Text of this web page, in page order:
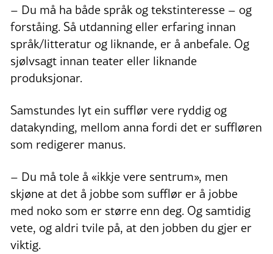
– Du må ha både språk og tekstinteresse – og
forståing. Så utdanning eller erfaring innan
språk/litteratur og liknande, er å anbefale. Og
sjølvsagt innan teater eller liknande
produksjonar.
Samstundes lyt ein sufflør vere ryddig og
datakynding, mellom anna fordi det er suffløren
som redigerer manus.
– Du må tole å «ikkje vere sentrum», men
skjøne at det å jobbe som sufflør er å jobbe
med noko som er større enn deg. Og samtidig
vete, og aldri tvile på, at den jobben du gjer er
viktig.